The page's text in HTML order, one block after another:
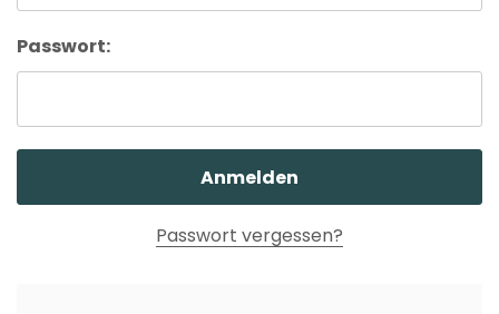
Passwort:
Passwort vergessen?